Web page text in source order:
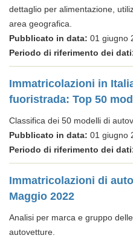
dettaglio per alimentazione,
area geografica.
Pubblicato in data: 01 giugno
Periodo di riferimento dei
Immatricolazioni in
fuoristrada: Top 50
Classifica dei 50 modelli di
Pubblicato in data: 01 giugno
Periodo di riferimento dei
Immatricolazioni di
Maggio 2022
Analisi per marca e gruppo
autovetture.